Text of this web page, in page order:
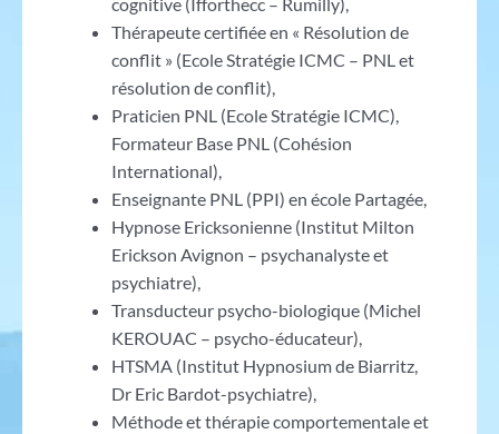
Thérapeute certifiée en « Résolution de
conflit » (Ecole Stratégie ICMC – PNL et
résolution de conflit),
Praticien PNL (Ecole Stratégie ICMC),
Formateur Base PNL (Cohésion
International),
Enseignante PNL (PPI) en école Partagée,
Hypnose Ericksonienne (Institut Milton
Erickson Avignon – psychanalyste et
psychiatre),
Transducteur psycho-biologique (Michel
KEROUAC – psycho-éducateur),
HTSMA (Institut Hypnosium de Biarritz,
Dr Eric Bardot-psychiatre),
Méthode et thérapie comportementale et